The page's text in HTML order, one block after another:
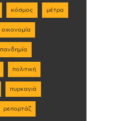
κόσμος μέτρα
οικονομία
πανδημία
πολιτική
πυρκαγιά
ρεπορτάζ